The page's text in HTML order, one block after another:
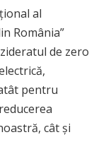
al
România”
de zero
pentru
cât și